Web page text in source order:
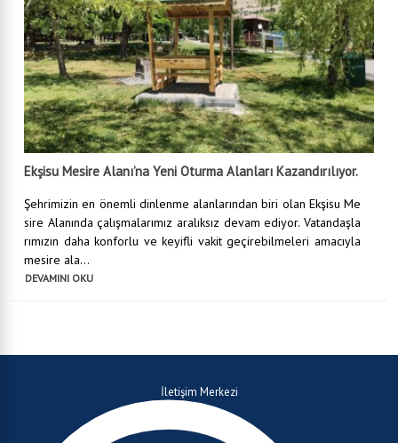
Ekşisu Mesire Alanı’na Yeni Oturma Alanları Kazandırılıyor.
Şehrimizin en önemli dinlenme alanlarından biri olan Ekşisu Me
sire Alanında çalışmalarımız aralıksız devam ediyor. Vatandaşla
rımızın daha konforlu ve keyifli vakit geçirebilmeleri amacıyla
mesire ala...
DEVAMINI OKU
İletişim Merkezi